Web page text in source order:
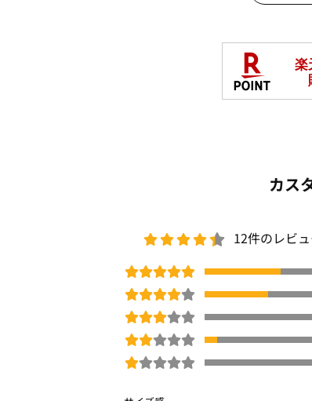
入園式、卒園式、入学式、卒業
二次会、オフィス、通勤、リモー
前身頃のみに裏地を施したスト
＜ストレッチ＞伸縮性があり動き
＜防シワ＞シワになりにくくお手
＜UV対策＞紫外線対策もできて
＜抗菌防臭(※)テープ付＞脇下・
ラス！
裏地の下にテープが貼ってあるの
※全ての菌に対する効果ではあり
□洗濯機OK
カス
12件のレビ